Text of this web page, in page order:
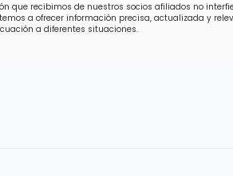
que recibimos de nuestros socios afiliados no
a ofrecer información precisa, actualizada y
a diferentes situaciones.